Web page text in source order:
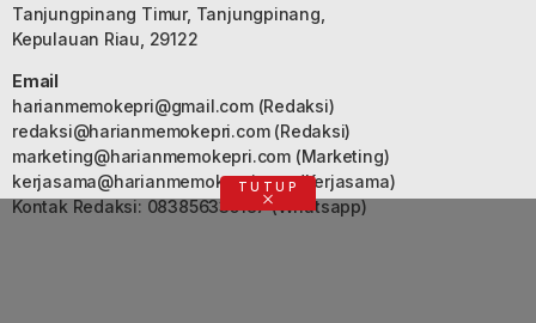
Tanjungpinang Timur, Tanjungpinang,
Kepulauan Riau, 29122
Email
harianmemokepri@gmail.com(Redaksi)
redaksi@harianmemokepri.com(Redaksi)
marketing@harianmemokepri.com(Marketing)
kerjasama@harianmemokepri.com(Kerjasama)
Kontak Redaksi: 083856335187 (Whatsapp)
TUTUP